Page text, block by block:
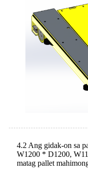
4.2 Ang gidak-on sa
W1200 * D1200,
matag pallet